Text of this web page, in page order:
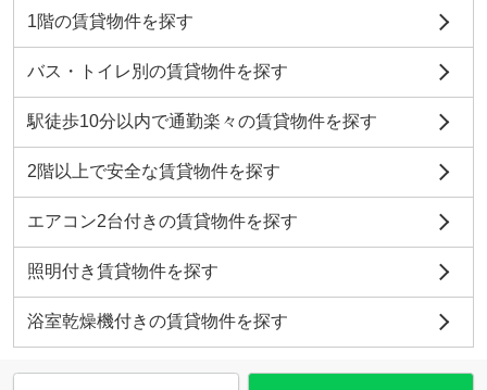
1階の賃貸物件を探す
バス・トイレ別の賃貸物件を探す
駅徒歩10分以内で通勤楽々の賃貸物件を探す
2階以上で安全な賃貸物件を探す
エアコン2台付きの賃貸物件を探す
照明付き賃貸物件を探す
浴室乾燥機付きの賃貸物件を探す